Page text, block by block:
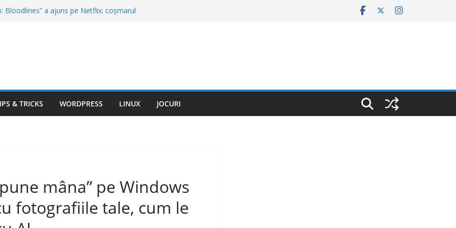
Bloodlines” a ajuns pe Netflix: coșmarul
poți trăi bine cu o pensie de 1.500 de
reale
că să rămâi fără permis. Abaterile
& TRICKS WORDPRESS LINUX JOCURI
mâna” pe Windows
fotografiile tale, cum le